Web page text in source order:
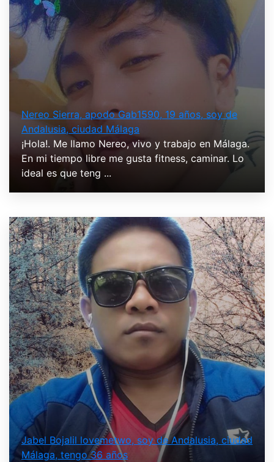
Nereo Sierra, apodo Gab1590, 19 años, soy de
Andalusia, ciudad Málaga
¡Hola!. Me llamo Nereo, vivo y trabajo en Málaga.
En mi tiempo libre me gusta fitness, caminar. Lo
ideal es que teng ...
Jabel Bojalil lovemetwo, soy de Andalusia, ciudad
Málaga, tengo 36 años